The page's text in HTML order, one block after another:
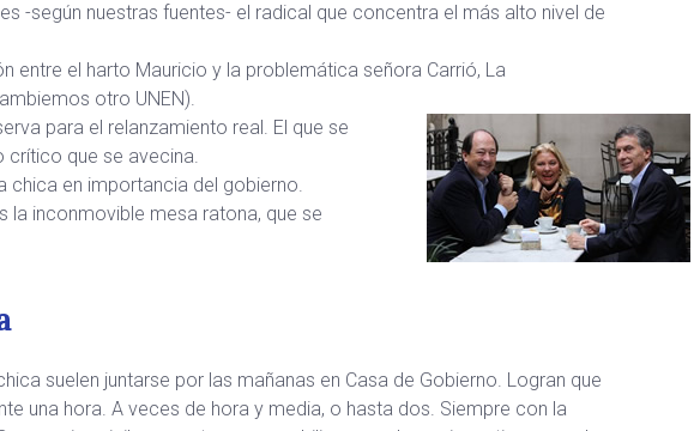
-según nuestras fuentes- el radical que concentra el más alto nivel de
entre el harto Mauricio y la problemática señora Carrió, La
otro UNEN).
para el relanzamiento real. El que se
crítico que se avecina.
chica en importancia del gobierno.
la inconmovible mesa ratona, que se
suelen juntarse por las mañanas en Casa de Gobierno. Logran que
una hora. A veces de hora y media, o hasta dos. Siempre con la